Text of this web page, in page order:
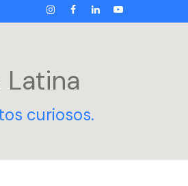
INSTAGRAM
FACEBOOK
LINKEDIN
YOUTUBE
curiosos.